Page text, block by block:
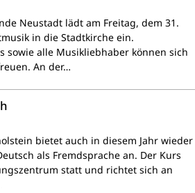
Neustadt lädt am Freitag, dem 31.
in die Stadtkirche ein.
sowie alle Musikliebhaber können sich
An der…
bietet auch in diesem Jahr wieder
als Fremdsprache an. Der Kurs
statt und richtet sich an